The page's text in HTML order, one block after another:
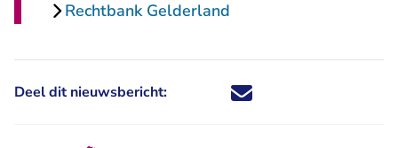
Rechtbank Gelderland
Deel dit nieuwsbericht: Deel dit nieuwsbericht via X -
Deel dit nieuwsbericht via
Deel dit nieuwsbericht
Deel dit